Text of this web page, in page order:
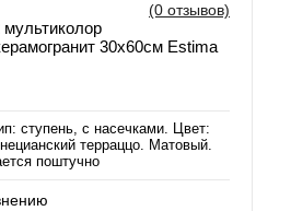
(0 отзывов)
30х60см Estima
ступень, с насечками. Цвет:
терраццо. Матовый.
поштучно